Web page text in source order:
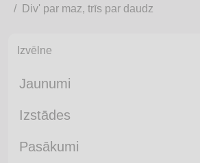
Div' par maz, trīs par daudz
Izvēlne
Jaunumi
Izstādes
Pasākumi